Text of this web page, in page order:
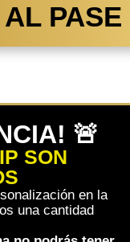
🚨
SON
en la
una cantidad